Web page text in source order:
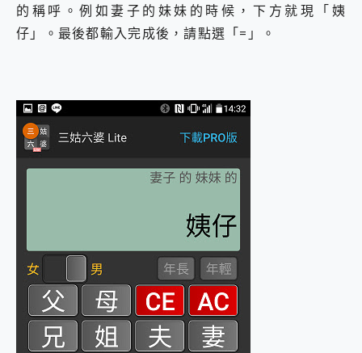
的稱呼。例如妻子的妹妹的時候，下方就現「姨
仔」。最後都輸入完成後，請點選「=」。